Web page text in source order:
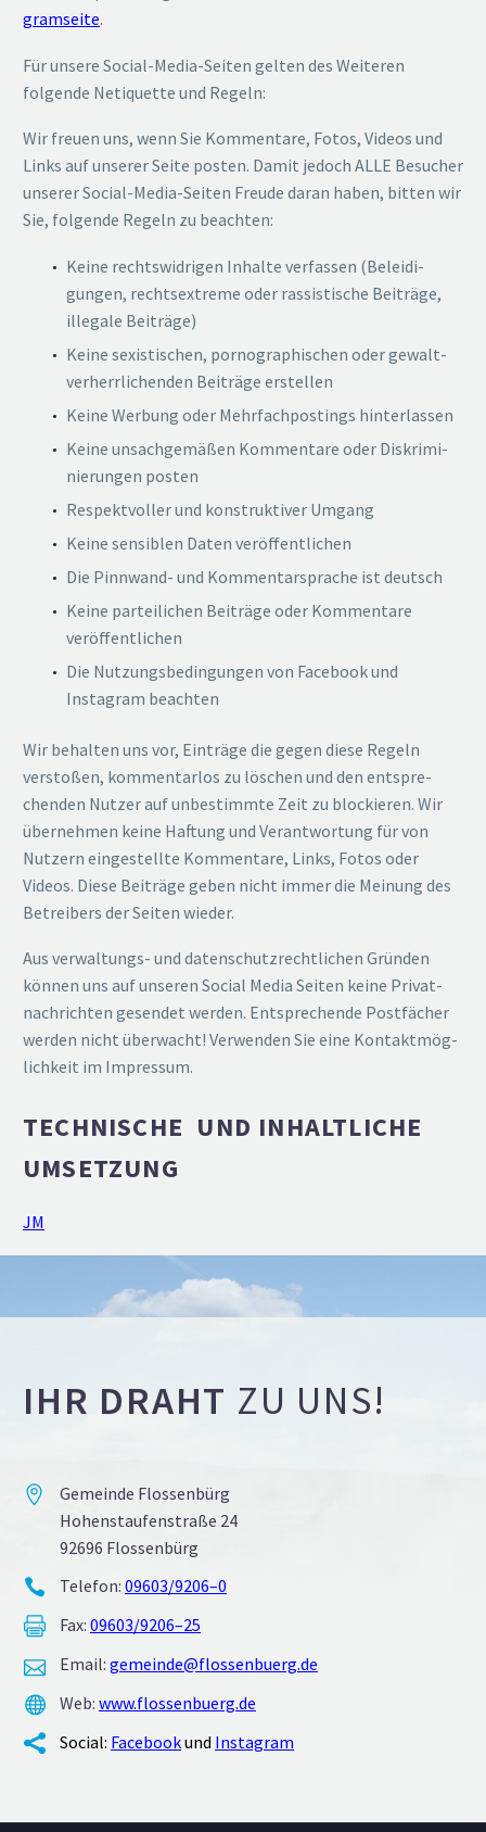
gram­seite.
Für unsere Social-Media-Seiten gelten des Weiteren
folgende Netiquette und Regeln:
Wir freuen uns, wenn Sie Kommentare, Fotos, Videos und
Links auf unserer Seite posten. Damit jedoch ALLE Besucher
unserer Social-Media-Seiten Freude daran haben, bitten wir
Sie, folgende Regeln zu beachten:
Keine rechts­wid­rigen Inhalte verfassen (Belei­di­
gungen, rechts­extreme oder rassis­tische Beiträge,
illegale Beiträge)
Keine sexis­ti­schen, porno­gra­phi­schen oder gewalt­
ver­herr­li­chenden Beiträge erstellen
Keine Werbung oder Mehrfach­pos­tings hinterlassen
Keine unsach­ge­mäßen Kommentare oder Diskri­mi­
nie­rungen posten
Respekt­voller und konstruk­tiver Umgang
Keine sensiblen Daten veröffentlichen
Die Pinnwand- und Kommen­tar­sprache ist deutsch
Keine partei­lichen Beiträge oder Kommentare
veröffentlichen
Die Nutzungs­be­din­gungen von Facebook und
Instagram beachten
Wir behalten uns vor, Einträge die gegen diese Regeln
verstoßen, kommen­tarlos zu löschen und den entspre­
chenden Nutzer auf unbestimmte Zeit zu blockieren. Wir
übernehmen keine Haftung und Verant­wortung für von
Nutzern einge­stellte Kommentare, Links, Fotos oder
Videos. Diese Beiträge geben nicht immer die Meinung des
Betreibers der Seiten wieder.
Aus verwal­tungs- und daten­schutz­recht­lichen Gründen
können uns auf unseren Social Media Seiten keine Privat­
nach­richten gesendet werden. Entspre­chende Postfächer
werden nicht überwacht! Verwenden Sie eine Kontakt­mög­
lichkeit im Impressum.
TECHNISCHE UND INHALT­LICHE
UMSETZUNG
JM
IHR DRAHT ZU UNS!


Gemeinde Flossenbürg
Hohen­stau­fen­straße 24
92696 Flossenbürg

 Telefon: 09603/9206–0

 Fax: 09603/9206–25

 Email: gemeinde@flossenbuerg.de

 Web: www.flossenbuerg.de

 Social: Facebookund Instagram